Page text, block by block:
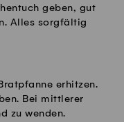
geben, gut
Alles sorgfältig
erhitzen.
Bei mittlerer
zu wenden.